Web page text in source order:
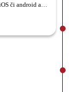
či android a